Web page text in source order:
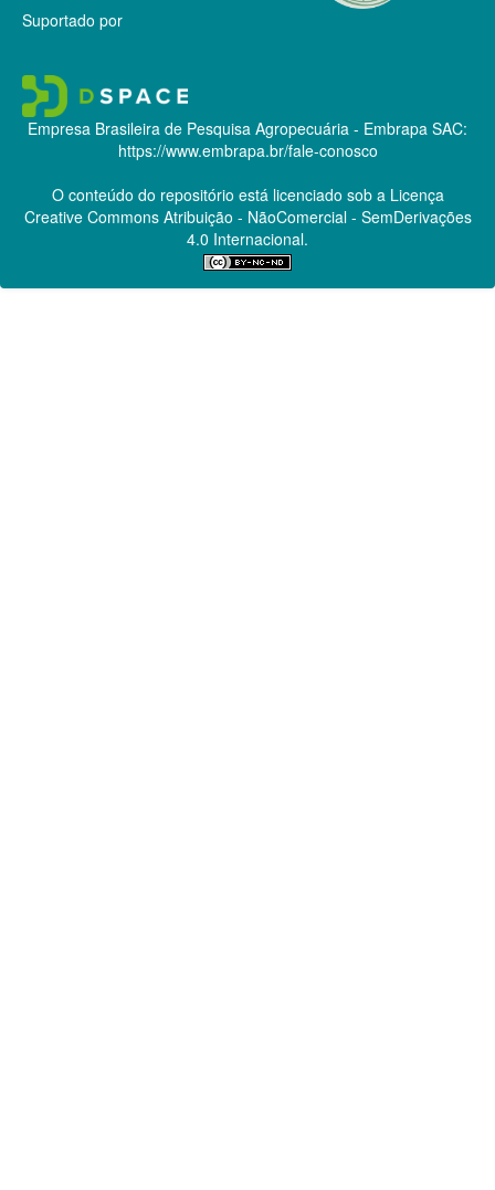
Suportado por
Empresa Brasileira de Pesquisa Agropecuária - Embrapa SAC:
https://www.embrapa.br/fale-conosco
O conteúdo do repositório está licenciado sob a Licença
Creative CommonsAtribuição - NãoComercial - SemDerivações
4.0 Internacional.